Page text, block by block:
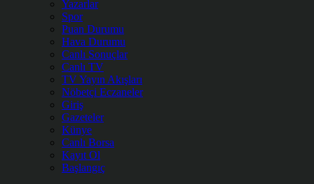
Yazarlar
Spor
Puan Durumu
Hava Durumu
Canlı Sonuçlar
Canlı TV
TV Yayın Akışları
Nöbetçi Eczaneler
Giriş
Gazeteler
Künye
Canlı Borsa
Kayıt Ol
Başlangıç